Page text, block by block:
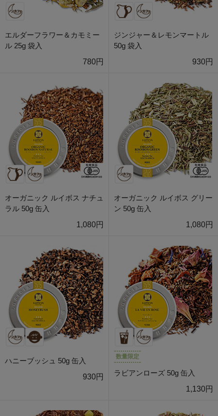
エルダーフラワー＆カモミー
ル 25g 袋入
780円
ジンジャー＆レモンマートル
50g 袋入
930円
オーガニック ルイボス ナチュ
ラル 50g 缶入
1,080円
オーガニック ルイボス グリー
ン 50g 缶入
1,080円
ハニーブッシュ 50g 缶入
930円
数量限定
ラビアンローズ 50g 缶入
1,130円